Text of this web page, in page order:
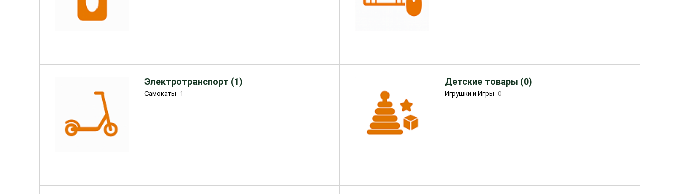
Электротранспорт (1)
Самокаты 1
Детские товары (0)
Игрушки и Игры 0